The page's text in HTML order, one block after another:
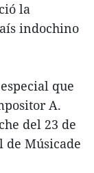
la
indochino
que
A.
del 23 de
de Músicade